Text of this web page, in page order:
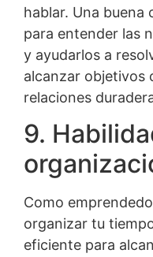
hablar. Una buena
para entender las
y ayudarlos a
alcanzar objetivos
relaciones
9.
Como
organizar tu
eficiente para